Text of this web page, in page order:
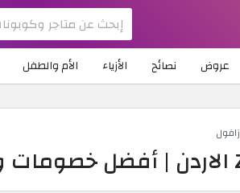
عروض نصائح الأزياء الأم والطفل
زافول